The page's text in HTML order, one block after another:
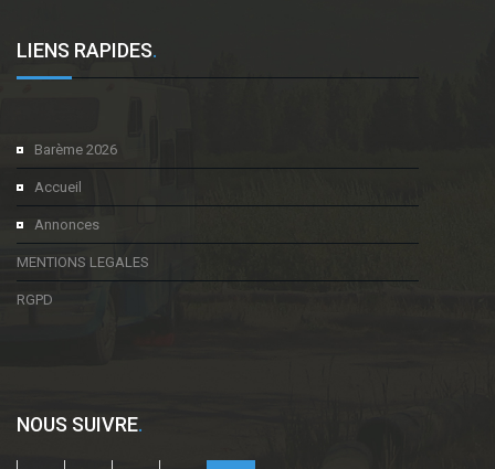
LIENS RAPIDES.
Barème 2026
Accueil
Annonces
MENTIONS LEGALES
RGPD
NOUS SUIVRE.